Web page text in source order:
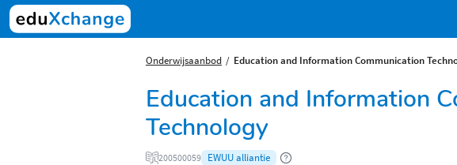
Onderwijsaanbod Education and Information Communication
Education and Information
Technology
200500059 EWUU alliantie